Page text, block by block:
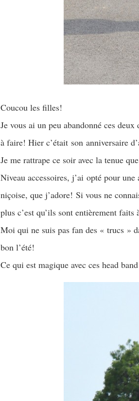
Coucou les filles!
Je vous ai un peu abandonné ces
à faire! Hier c’était son anniversaire
Je me rattrape ce soir avec la tenue
Niveau accessoires, j’ai opté pour
niçoise, que j’adore! Si vous ne
plus c’est qu’ils sont entièrement
Moi qui ne suis pas fan des « trucs »
bon l’été!
Ce qui est magique avec ces head